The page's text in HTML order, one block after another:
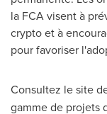
la FCA visent à
crypto et à
pour favoriser
Consultez le site
gamme de projets